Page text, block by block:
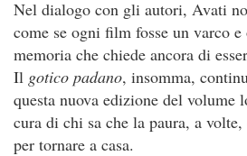
Nel dialogo con gli autori, Avati
come se ogni film fosse un varco
memoria che chiede ancora di
Il gotico padano, insomma,
questa nuova edizione del volume
cura di chi sa che la paura, a
per tornare a casa.